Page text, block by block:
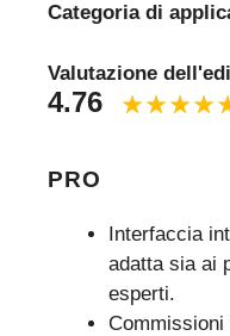
Categoria di
Valutazione
4.76
PRO
Interfaccia
adatta sia ai
esperti.